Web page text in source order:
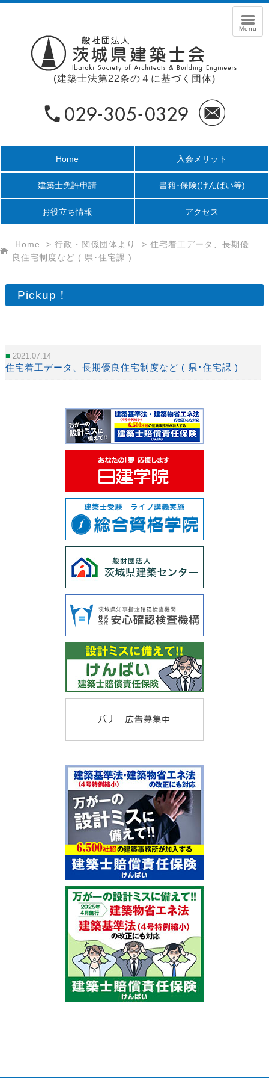
(建築士法第22条の４に基づく団体)
Home 入会メリット
建築士免許申請 書籍･保険(けんばい等)
お役立ち情報 アクセス
Home > 行政・関係団体より > 住宅着工データ、長期優
良住宅制度など ( 県･住宅課 )
Pickup！
2021.07.14
住宅着工データ、長期優良住宅制度など ( 県･住宅課 )